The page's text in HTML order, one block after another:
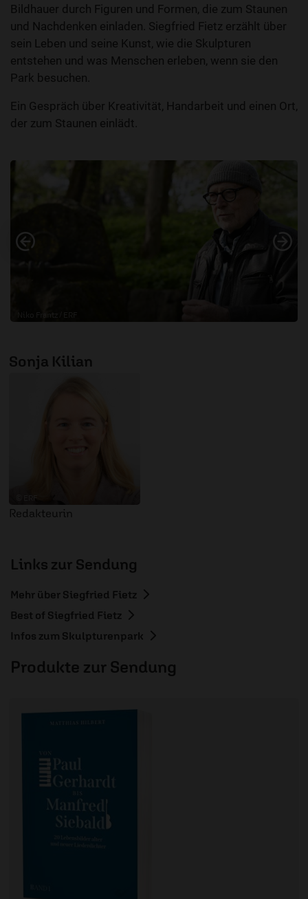
Bildhauer durch Figuren und Formen, die zum Staunen
und Nachdenken einladen. Siegfried Fietz erzählt über
sein Leben und seine Kunst, wie die Skulpturen
entstehen und was Menschen erleben, wenn sie den
Park besuchen.
Ein Gespräch über Kreativität, Handarbeit und einen Ort,
der zum Staunen einlädt.
Vorheriges
Sonja Kilian
© ERF
Redakteurin
Links zur Sendung
Mehr über Siegfried Fietz
Best of Siegfried Fietz
Infos zum Skulpturenpark
Produkte zur Sendung